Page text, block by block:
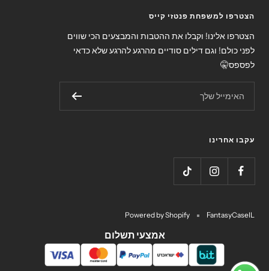
הצטרפו למשפחת פנטזי קייס
הצטרפו אלינו! וקבלו את ההטבות והמבצעים הכי שווים
לפני כולם! וגם דילים סודיים מהרגע להרגע שלא כדאי
לפספס🤫
האימייל שלך
עקבו אחרינו
FantasyCaseIL
Powered by Shopify
אמצעי תשלום